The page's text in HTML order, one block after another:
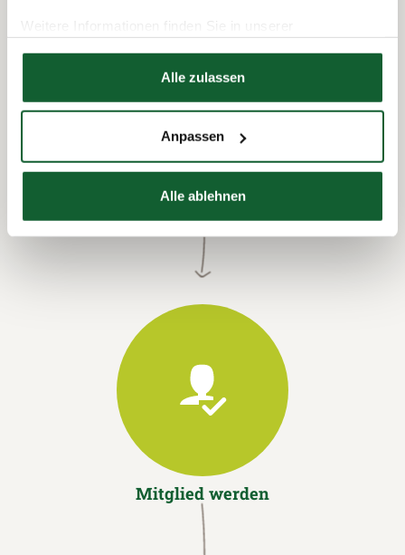
Datenschutzerklärung
Hier finden Sie unser
Alle zulassen
Anpassen
Alle ablehnen
Termin vereinbaren
Mitglied werden